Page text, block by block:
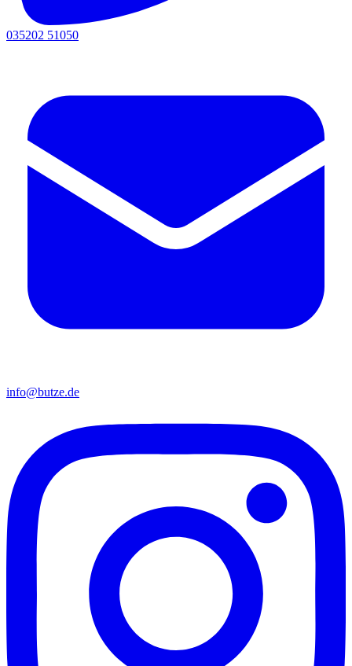
035202 51050
info@butze.de